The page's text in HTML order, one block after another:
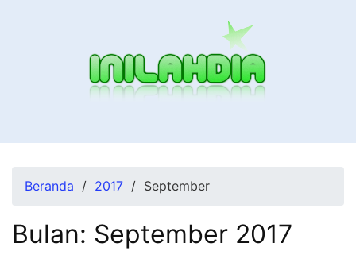
Beranda 2017 September
Bulan: September 2017